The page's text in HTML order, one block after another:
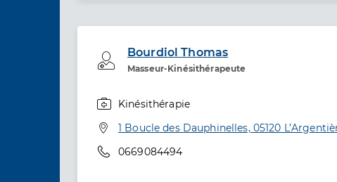
Bourdiol Thomas
Masseur-Kinésithérapeute
Professionel de santé
Kinésithérapie
Adresse
1 Boucle des Dauphinelles, 05120
Téléphone
0669084494